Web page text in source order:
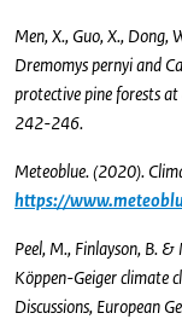
Men, X., Guo, X., Dong,
Dremomys pernyi and
protective pine forests
242-246.
Meteoblue. (2020).
https://
Peel, M., Finlayson, B.
Köppen-Geiger climate
Discussions, European